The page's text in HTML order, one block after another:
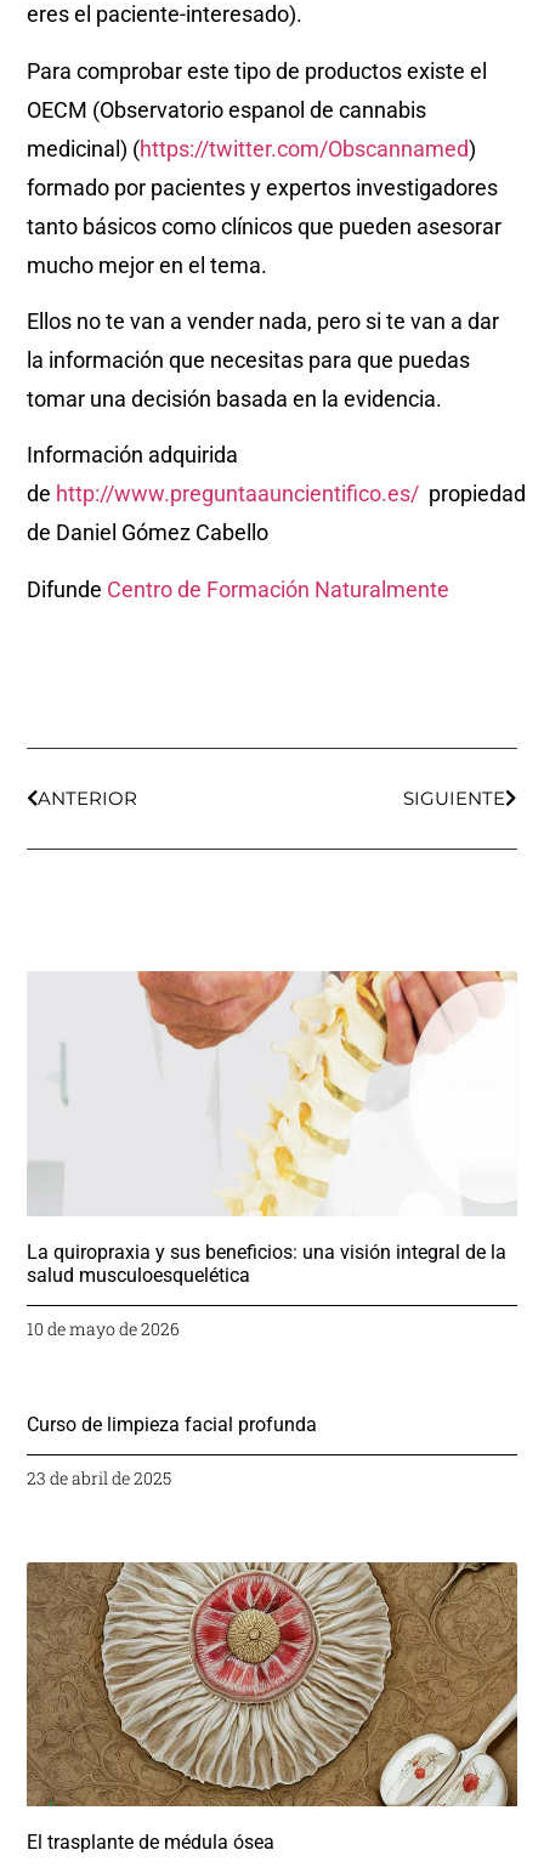
eres el paciente-interesado).
Para comprobar este tipo de productos existe el
OECM (Observatorio espanol de cannabis
medicinal) (https://twitter.com/Obscannamed)
formado por pacientes y expertos investigadores
tanto básicos como clínicos que pueden asesorar
mucho mejor en el tema.
Ellos no te van a vender nada, pero si te van a dar
la información que necesitas para que puedas
tomar una decisión basada en la evidencia.
Información adquirida
de http://www.preguntaauncientifico.es/ propiedad
de Daniel Gómez Cabello
Difunde Centro de Formación Naturalmente
ANTERIOR SIGUIENTE
La quiropraxia y sus beneficios: una visión integral de la
salud musculoesquelética
10 de mayo de 2026
Curso de limpieza facial profunda
23 de abril de 2025
El trasplante de médula ósea